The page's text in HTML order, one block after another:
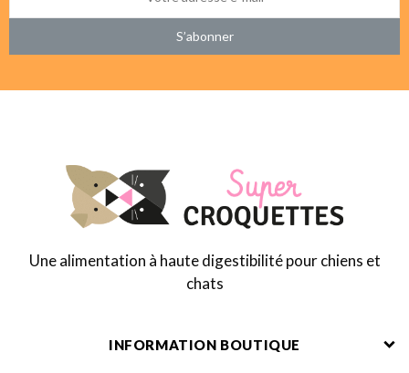
S’abonner
Une alimentation à haute digestibilité pour chiens et
chats
INFORMATION BOUTIQUE